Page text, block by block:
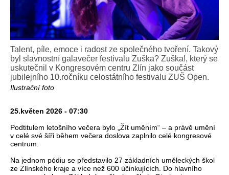
Talent, píle, emoce i radost ze společného tvoření. Takový
byl slavnostní galavečer festivalu Zuška? Zuška!, který se
uskutečnil v Kongresovém centru Zlín jako součást
jubilejního 10.ročníku celostátního festivalu ZUŠ Open.
Ilustrační foto
25.květen 2026 - 07:30
Podtitulem letošního večera bylo „Žít uměním“ – a právě umění
v celé své šíři během večera doslova zaplnilo celé kongresové
centrum.
Na jednom pódiu se představilo 27 základních uměleckých škol
ze Zlínského kraje a více než 600 účinkujících. Do hlavního